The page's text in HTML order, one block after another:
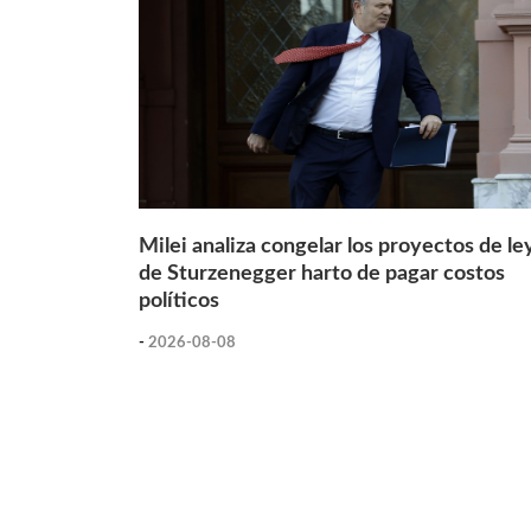
Milei analiza congelar los proyectos de
de Sturzenegger harto de pagar costos
políticos
- 2026-08-08